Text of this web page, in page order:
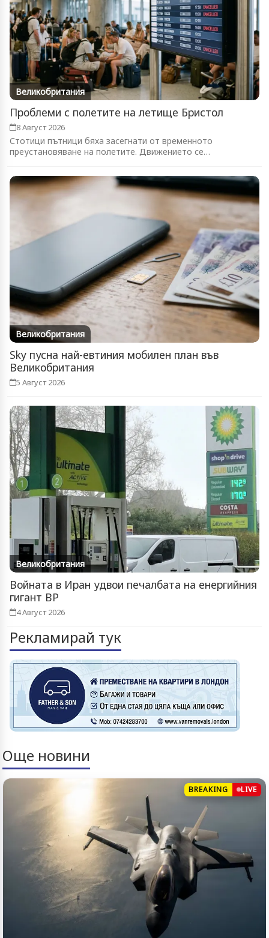
Великобритания
Проблеми с полетите на летище Бристол
8 Август 2026
Стотици пътници бяха засегнати от временното
преустановяване на полетите. Движението се
Великобритания
Sky пусна най-евтиния мобилен план във
Великобритания
5 Август 2026
Великобритания
Войната в Иран удвои печалбата на енергийния
гигант BP
4 Август 2026
Рекламирай тук
Още новини
BREAKING LIVE